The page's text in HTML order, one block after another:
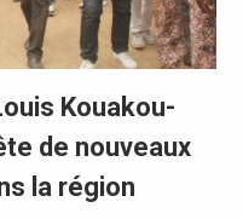
Kouakou-
de nouveaux
la région